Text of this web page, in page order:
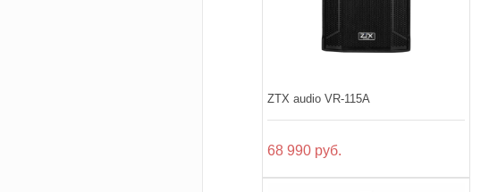
ZTX audio VR-115A
68 990 руб.